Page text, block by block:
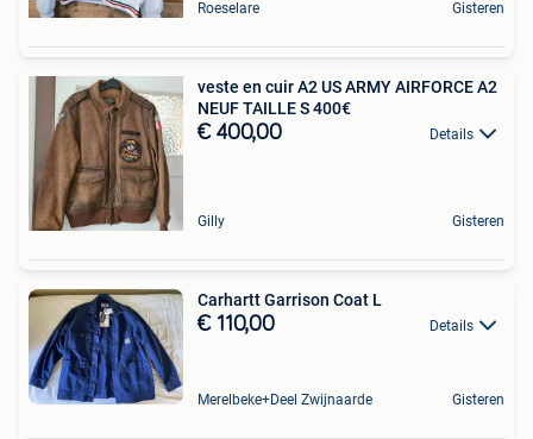
Roeselare Gisteren
veste en cuir A2 US ARMY AIRFORCE A2
NEUF TAILLE S 400€
€ 400,00 Details
Gilly Gisteren
Carhartt Garrison Coat L
€ 110,00 Details
Merelbeke+Deel Zwijnaarde Gisteren